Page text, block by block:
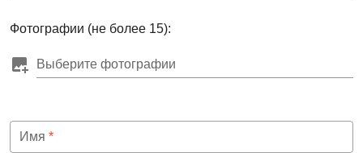
Фотографии (не более 15):
Выберите фотографии
Имя *